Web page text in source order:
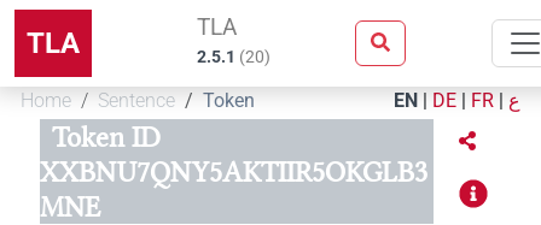
TLA TLA
2.5.1 (20)
Home Sentence Token EN | DE | FR | ع
Token ID
XXBNU7QNY5AKTIIR5OKGLB3
MNE